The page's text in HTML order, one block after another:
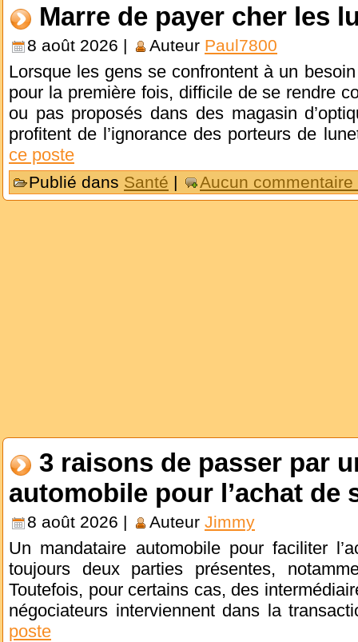
Marre de payer cher les
8 août 2026 | Auteur Paul7800
Lorsque les gens se confrontent à un
pour la première fois, difficile de se rendre
ou pas proposés dans des magasin
profitent de l’ignorance des porteurs de
ce poste
Publié dans Santé | Aucun commentaire
3 raisons de passer par
automobile pour l’achat de
8 août 2026 | Auteur Jimmy
Un mandataire automobile pour faciliter
toujours deux parties présentes,
Toutefois, pour certains cas, des
négociateurs interviennent dans la
poste